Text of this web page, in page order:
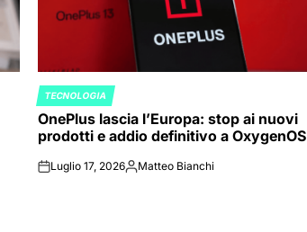
POSTED
IN
TECNOLOGIA
OnePlus lascia l’Europa: stop ai nuovi
prodotti e addio definitivo a OxygenOS
onLuglio 17, 2026Posted
Matteo Bianchi